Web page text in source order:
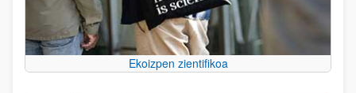
Ekoizpen zientifikoa